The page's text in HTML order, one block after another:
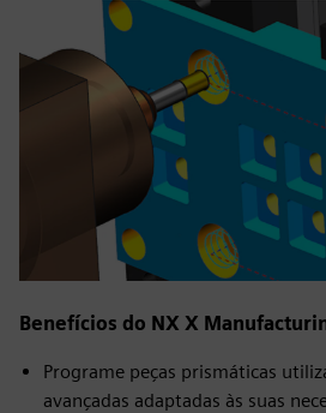
Benefícios do NX X
Programe peças prismáticas
avançadas adaptadas às suas